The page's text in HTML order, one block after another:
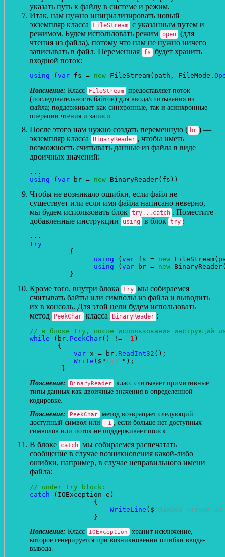
указать путь к файлу в системе и режим.
Итак, нам нужно инициализировать новый
экземпляр класса
FileStream с указанным путем и
режимом. Будем использовать режим open (для
чтения из файла), потому что нам не нужно ничего
записывать в файл. Переменная
fs
будет хранить
входной поток:
using (var fs = new FileStream(path, FileMode.
Класс FileStream
предоставляет поток
(последовательность байтов) для ввода/считывания из
файла; поддерживает как синхронные, так и асинхронные
операции чтения и записи.
После этого нам нужно создать переменную ( br ) —
экземпляр класса
BinaryReader , чтобы иметь
возможность считывать данные из файла в виде
двоичных значений:
using (var br = new
Чтобы не возникало ошибки, если файл не
существует или если имя файла написано неверно,
мы будем использовать блок try...catch . Поместите
добавленные инструкции
using в блок try :
try
          {
using (var fs = new
using (var br = new
Кроме того, внутри блока try мы собираемся
считывать байты или символы из файла и выводить
их в консоль. Для этой цели будем использовать
метод
PeekChar класса BinaryReader :
// в блоке try, после использования инструкций
while (br. PeekChar() != -1 )
       {
var x = br. ReadInt32 ();
Write ($" {x} ");
BinaryReader
класс считывает примитивные
типы данных как двоичные значения в определенной
кодировке.
PeekChar
метод возвращает следующий
доступный символ или
-1
, если больше нет доступных
символов или поток не поддерживает поиск.
В блоке catch мы собираемся распечатать
сообщение в случае возникновения какой-либо
ошибки, например, в случае неправильного имени
файла:
// under try block:
catch (IOException e)
                {
WriteLine ($ "Ошибка чтения
Класс IOException
хранит исключение,
которое генерируется при возникновении ошибки ввода-
вывода.